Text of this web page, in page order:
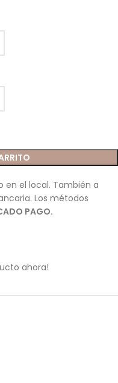
en el local. También a
Los métodos
PAGO.
ahora!